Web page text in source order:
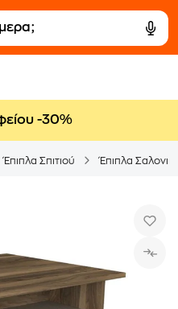
-30%
Έπιπλα Σπιτιού Έπιπλα